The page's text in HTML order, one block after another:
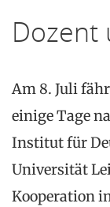
Dozent
Am 8. Juli
einige Tage
Institut für
Universität
Kooperation